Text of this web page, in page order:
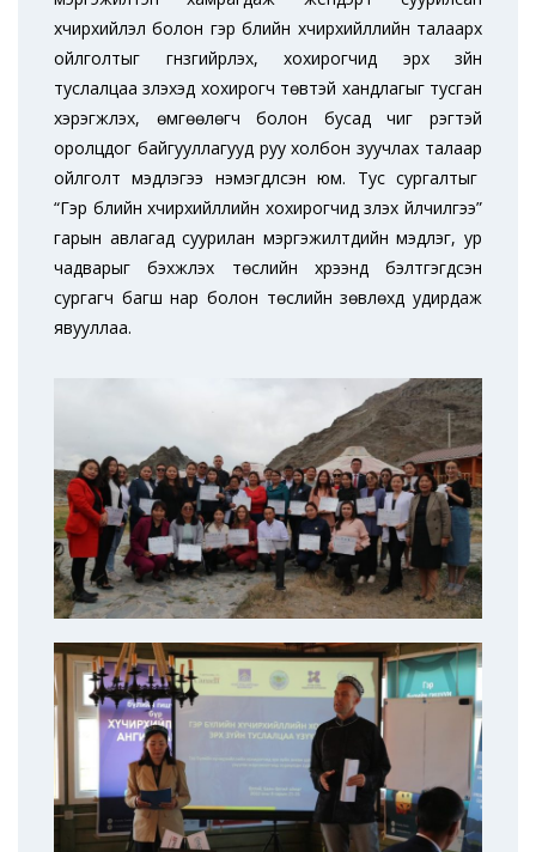
хүчирхийлэл болон гэр бүлийн хүчирхийллийн талаарх
ойлголтыг гүнзгийрүүлэх, хохирогчид эрх зүйн
туслалцаа үзүүлэхэд хохирогч төвтэй хандлагыг тусган
хэрэгжүүлэх, өмгөөлөгч болон бусад чиг үүрэгтэй
оролцдог байгууллагууд руу холбон зуучлах талаар
ойлголт мэдлэгээ нэмэгдүүлсэн юм. Тус сургалтыг
“Гэр бүлийн хүчирхийллийн хохирогчид үзүүлэх үйлчилгээ”
гарын авлагад суурилан мэргэжилтүүдийн мэдлэг, ур
чадварыг бэхжүүлэх төслийн хүрээнд бэлтгэгдсэн
сургагч багш нар болон төслийн зөвлөхүүд удирдаж
явууллаа.